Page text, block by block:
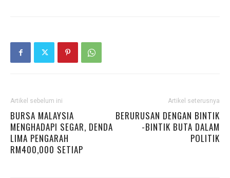
Artikel sebelum ini
BURSA MALAYSIA
MENGHADAPI SEGAR, DENDA
LIMA PENGARAH
RM400,000 SETIAP
Artikel seterusnya
BERURUSAN DENGAN BINTIK
-BINTIK BUTA DALAM
POLITIK